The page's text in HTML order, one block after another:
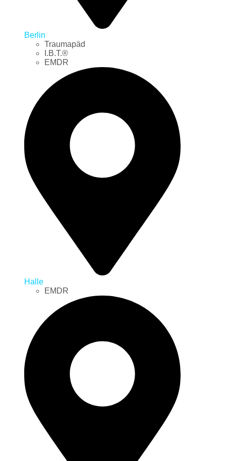
Berlin
Traumapäd
I.B.T.®
EMDR
Halle
EMDR